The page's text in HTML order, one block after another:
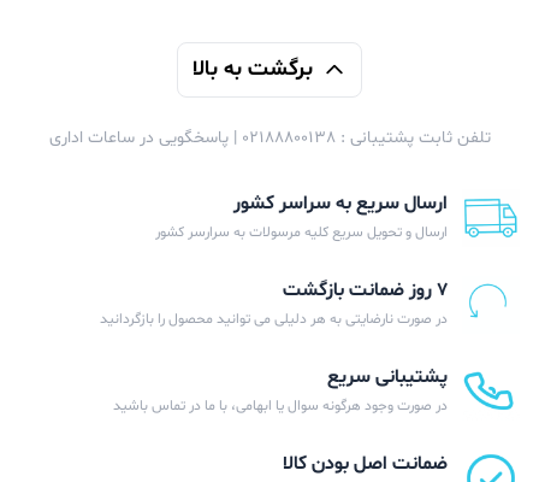
برگشت به بالا
تلفن ثابت پشتیبانی : 02188800138 | پاسخگویی در ساعات اداری
ارسال سریع به سراسر کشور
ارسال و تحویل سریع کلیه مرسولات به سرارسر کشور
۷ روز ضمانت بازگشت
در صورت نارضایتی به هر دلیلی می توانید محصول را بازگردانید
پشتیبانی سریع
در صورت وجود هرگونه سوال یا ابهامی، با ما در تماس باشید
ضمانت اصل بودن کالا